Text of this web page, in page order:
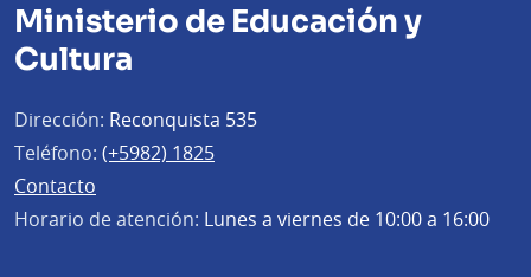
Ministerio de Educación y
Cultura
Dirección: Reconquista 535
Teléfono: (+5982) 1825
Contacto
Horario de atención: Lunes a viernes de 10:00 a 16:00